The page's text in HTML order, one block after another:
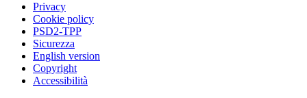
Privacy
Cookie policy
PSD2-TPP
Sicurezza
English version
Copyright
Accessibilità